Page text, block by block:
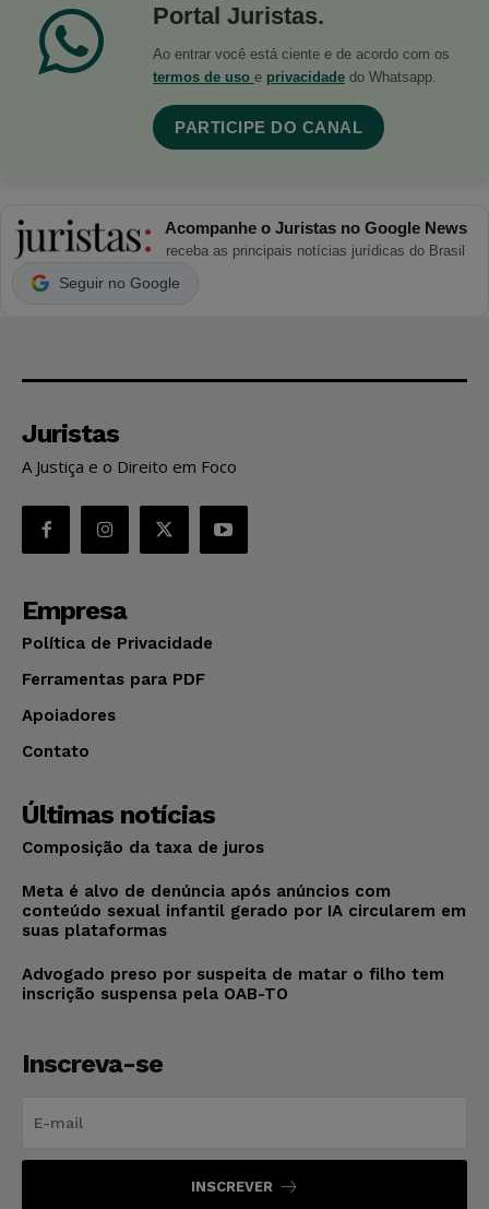
Portal Juristas.
Ao entrar você está ciente e de acordo com os
termos de uso e privacidade do Whatsapp.
PARTICIPE DO CANAL
Acompanhe o Juristas no Google News
receba as principais notícias jurídicas do Brasil
Seguir no Google
Juristas
A Justiça e o Direito em Foco
Empresa
Política de Privacidade
Ferramentas para PDF
Apoiadores
Contato
Últimas notícias
Composição da taxa de juros
Meta é alvo de denúncia após anúncios com
conteúdo sexual infantil gerado por IA circularem em
suas plataformas
Advogado preso por suspeita de matar o filho tem
inscrição suspensa pela OAB-TO
Inscreva-se
INSCREVER